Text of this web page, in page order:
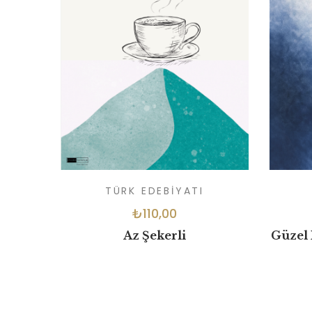
TÜRK EDEBIYATI
₺110,00
Az Şekerli Güzel